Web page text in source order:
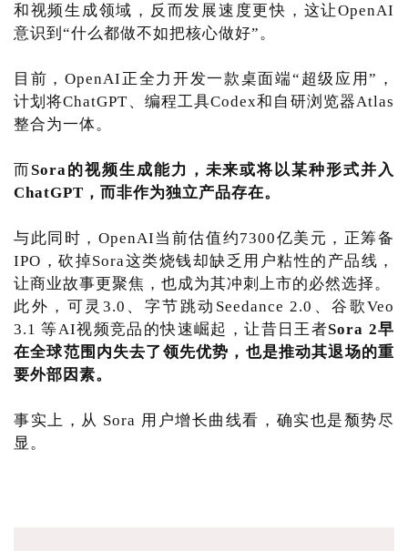
和视频生成领域，反而发展速度更快，这让OpenAI
意识到“什么都做不如把核心做好”。
目前，OpenAI正全力开发一款桌面端“超级应用”，
计划将ChatGPT、编程工具Codex和自研浏览器Atlas
整合为一体。
而Sora的视频生成能力，未来或将以某种形式并入
ChatGPT，而非作为独立产品存在。
与此同时，OpenAI当前估值约7300亿美元，正筹备
IPO，砍掉Sora这类烧钱却缺乏用户粘性的产品线，
让商业故事更聚焦，也成为其冲刺上市的必然选择。
此外，可灵3.0、字节跳动Seedance 2.0、谷歌Veo
3.1 等AI视频竞品的快速崛起，让昔日王者Sora 2早
在全球范围内失去了领先优势，也是推动其退场的重
要外部因素。
事实上，从 Sora 用户增长曲线看，确实也是颓势尽
显。